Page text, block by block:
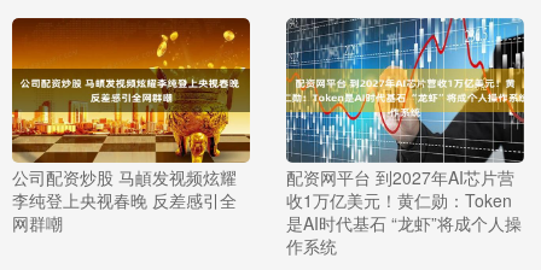
公司配资炒股 马頔发视频炫耀
李纯登上央视春晚 反差感引全
网群嘲
配资网平台 到2027年AI芯片营
收1万亿美元！黄仁勋：Token
是AI时代基石 “龙虾”将成个人操
作系统